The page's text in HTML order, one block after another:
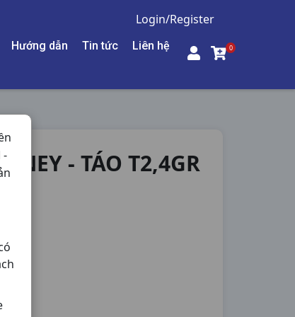
Login/Register
Hướng dẫn Tin tức Liên hệ 0
-
- TÁO T2,4GR